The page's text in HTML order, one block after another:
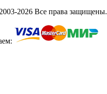
2026 Все права защищены.